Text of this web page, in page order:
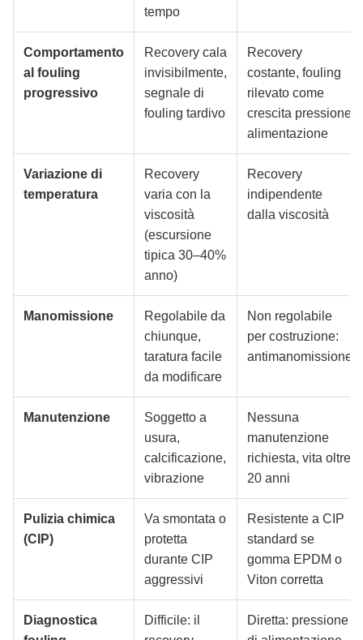
tempo
Comportamento
al fouling
progressivo
Recovery cala
invisibilmente,
segnale di
fouling tardivo
Recovery
costante, fouling
rilevato come
crescita pressione
alimentazione
Variazione di
temperatura
Recovery
varia con la
viscosità
(escursione
tipica 30–40%
anno)
Recovery
indipendente
dalla viscosità
Manomissione
Regolabile da
chiunque,
taratura facile
da modificare
Non regolabile
per costruzione:
antimanomissione
Manutenzione
Soggetto a
usura,
calcificazione,
vibrazione
Nessuna
manutenzione
richiesta, vita oltre
20 anni
Pulizia chimica
(CIP)
Va smontata o
protetta
durante CIP
aggressivi
Resistente a CIP
standard se
gomma EPDM o
Viton corretta
Diagnostica
Difficile: il
Diretta: pressione